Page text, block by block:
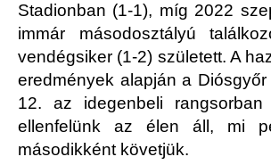
Stadionban (1-1), míg 2022
immár másodosztályú
vendégsiker (1-2) született. A
eredmények alapján a
12. az idegenbeli
ellenfelünk az élen áll, mi
másodikként követjük.